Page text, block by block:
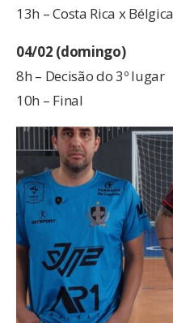
13h – Costa Rica x Bélgica
04/02 (domingo)
8h – Decisão do 3º lugar
10h – Final